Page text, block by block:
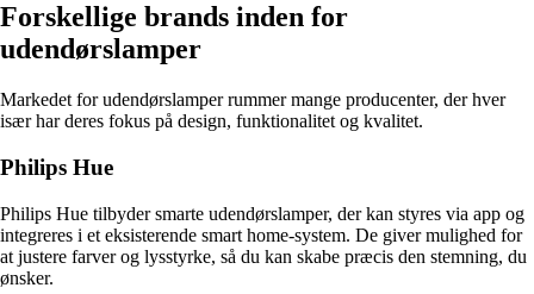
Forskellige brands inden for
udendørslamper
Markedet for udendørslamper rummer mange producenter, der hver
især har deres fokus på design, funktionalitet og kvalitet.
Philips Hue
Philips Hue tilbyder smarte udendørslamper, der kan styres via app og
integreres i et eksisterende smart home-system. De giver mulighed for
at justere farver og lysstyrke, så du kan skabe præcis den stemning, du
ønsker.